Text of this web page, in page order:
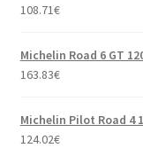
108.71€
Michelin Road 6 GT
163.83€
Michelin Pilot Road 4
124.02€